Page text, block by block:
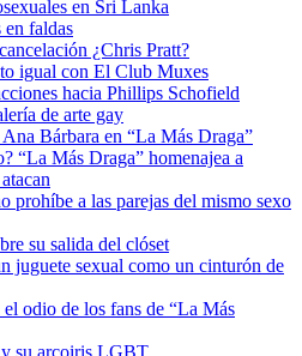
en Sri Lanka
en faldas
¿Chris Pratt?
igual con El Club Muxes
hacia Phillips Schofield
de arte gay
Bárbara en “La Más Draga”
“La Más Draga” homenajea a
prohíbe a las parejas del mismo sexo
su salida del clóset
juguete sexual como un cinturón de
odio de los fans de “La Más
su arcoiris LGBT